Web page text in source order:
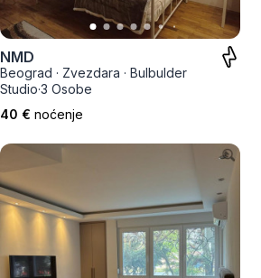
NMD
Beograd · Zvezdara · Bulbulder
Studio·3 Osobe
40 € noćenje